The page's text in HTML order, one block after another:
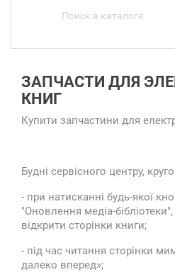
ЗАПЧАСТИ ДЛЯ
КНИГ
Купити запчастини для
Будні сервісного центру,
- при натисканні будь-якої
"Оновлення медіа-
відкрити сторінки книги;
- під час читання сторінки
далеко вперед»;